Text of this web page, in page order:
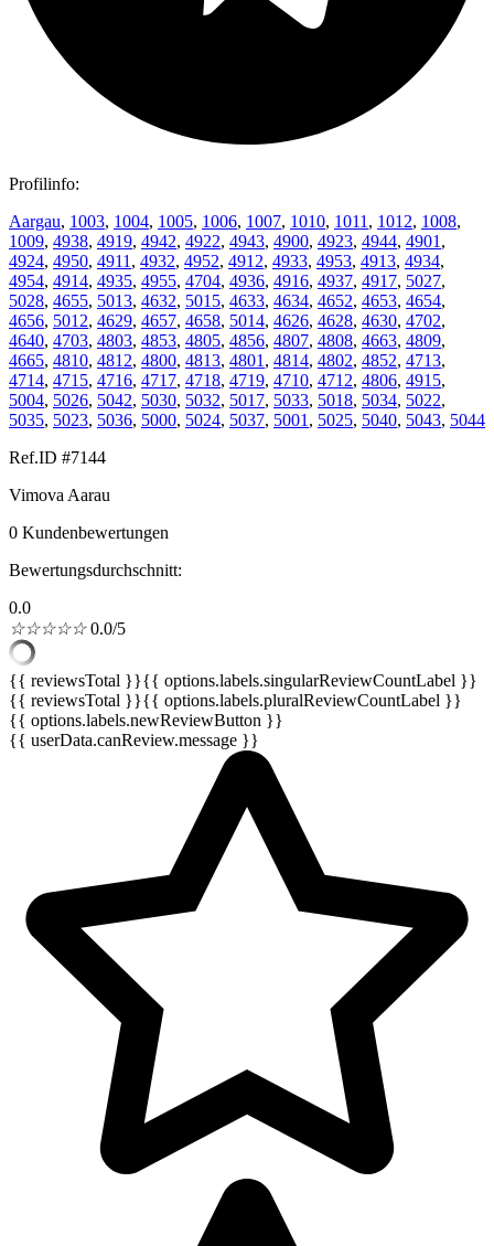
Profilinfo:
Aargau, 1003, 1004, 1005, 1006, 1007, 1010, 1011 , 1012, 1008,
1009, 4938, 4919, 4942, 4922, 4943, 4900, 4923, 4944, 4901 ,
4924, 4950, 4911 , 4932, 4952, 4912, 4933, 4953, 4913, 4934,
4954, 4914, 4935, 4955, 4704, 4936, 4916, 4937, 4917, 5027,
5028, 4655, 5013, 4632, 5015, 4633, 4634, 4652, 4653, 4654,
4656, 5012, 4629, 4657, 4658, 5014, 4626, 4628, 4630, 4702,
4640, 4703, 4803, 4853, 4805, 4856, 4807, 4808, 4663, 4809,
4665, 4810, 4812, 4800, 4813, 4801 , 4814, 4802, 4852, 4713,
4714, 4715, 4716, 4717, 4718, 4719, 4710, 4712, 4806, 4915,
5004, 5026, 5042, 5030, 5032, 5017, 5033, 5018, 5034, 5022,
5035, 5023, 5036, 5000, 5024, 5037, 5001 , 5025, 5040, 5043, 5044
Ref.ID #7144
Vimova Aarau
0 Kundenbewertungen
Bewertungsdurchschnitt:
0.0
☆☆☆☆☆ 0.0/5
{{ reviewsTotal }}{{ options.labels.singularReviewCountLabel }}
{{ reviewsTotal }}{{ options.labels.pluralReviewCountLabel }}
{{ options.labels.newReviewButton }}
{{ userData.canReview.message }}